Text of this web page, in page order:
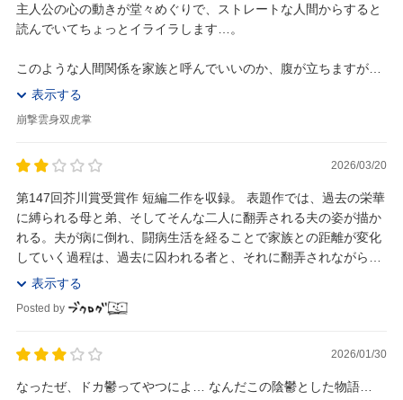
主人公の心の動きが堂々めぐりで、ストレートな人間からすると
読んでいてちょっとイライラします…。
このような人間関係を家族と呼んでいいのか、腹が立ちますが、
そんな「蔦」に絡まれないパートナーが知らぬまに主人公救って
表示する
崩撃雲身双虎掌
2026/03/20
第147回芥川賞受賞作 短編二作を収録。 表題作では、過去の栄華
に縛られる母と弟、そしてそんな二人に翻弄される夫の姿が描か
れる。夫が病に倒れ、闘病生活を経ることで家族との距離が変化
していく過程は、過去に囚われる者と、それに翻弄されながらも
自らの人生を歩む者との対比として重く胸に残...
表示する
Posted by
2026/01/30
なったぜ、ドカ鬱ってやつによ… なんだこの陰鬱とした物語…